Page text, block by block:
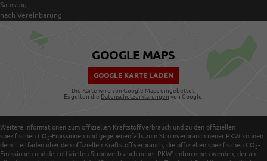
Samstag
nach Vereinbarung
GOOGLE MAPS
GOOGLE KARTE LADEN
Die Karte wird von Google Maps eingebettet.
Es gelten die Datenschutzerklärungen von Google.
Weitere Informationen zum offiziellen Kraftstoffverbrauch und zu den offiziellen
spezifischen CO 2-Emissionen und gegebenenfalls zum Stromverbrauch neuer PKW können
dem 'Leitfaden über den offiziellen Kraftstoffverbrauch, die offiziellen spezifischen CO 2-
Emissionen und den offiziellen Stromverbrauch neuer PKW' entnommen werden, der an